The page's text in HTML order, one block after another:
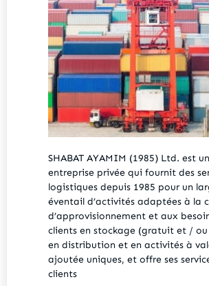
SHABAT AYAMIM (1985) Ltd. est
entreprise privée qui fournit des
logistiques depuis 1985 pour un
éventail d’activités adaptées à la
d’approvisionnement et aux
clients en stockage (gratuit et /
en distribution et en activités à
ajoutée uniques, et offre ses
clients